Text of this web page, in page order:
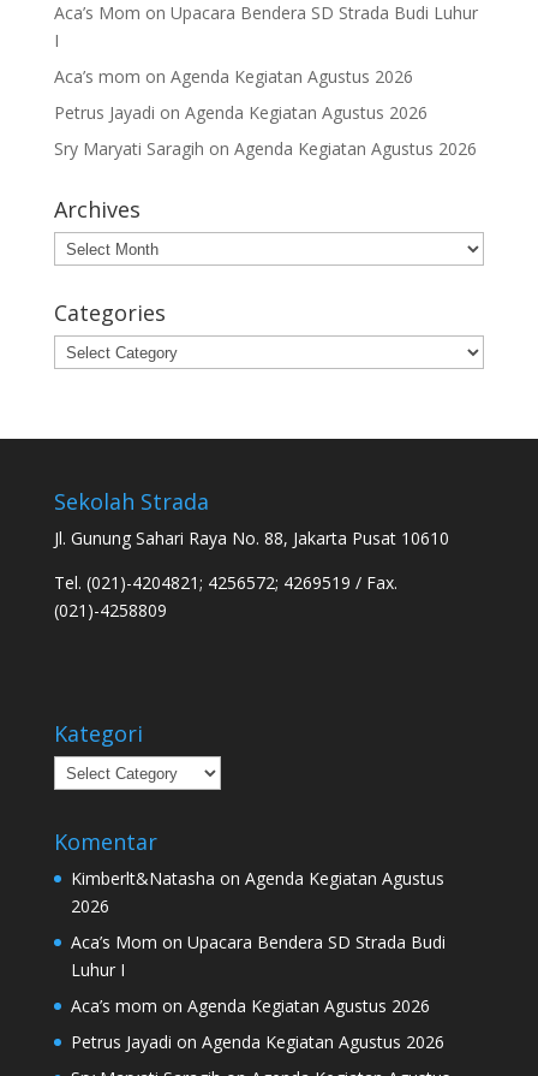
Aca’s Mom on Upacara Bendera SD Strada Budi Luhur
I
Aca’s mom on Agenda Kegiatan Agustus 2026
Petrus Jayadi on Agenda Kegiatan Agustus 2026
Sry Maryati Saragih on Agenda Kegiatan Agustus 2026
Archives
Archives
Categories
Categories
Sekolah Strada
Jl. Gunung Sahari Raya No. 88, Jakarta Pusat 10610
Tel. (021)-4204821; 4256572; 4269519 / Fax.
(021)-4258809
Kategori
Kategori
Komentar
Kimberlt&Natasha on Agenda Kegiatan Agustus
2026
Aca’s Mom on Upacara Bendera SD Strada Budi
Luhur I
Aca’s mom on Agenda Kegiatan Agustus 2026
Petrus Jayadi on Agenda Kegiatan Agustus 2026